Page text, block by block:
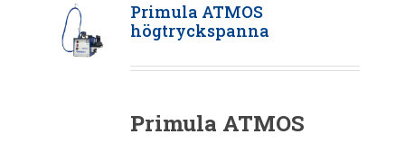
Primula ATMOS
högtryckspanna
Primula ATMOS